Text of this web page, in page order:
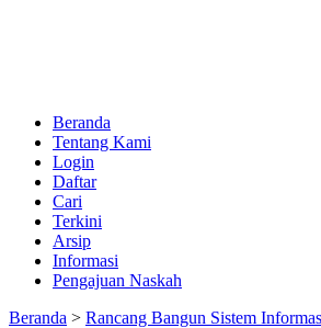
Beranda
Tentang Kami
Login
Daftar
Cari
Terkini
Arsip
Informasi
Pengajuan Naskah
Beranda > Rancang Bangun Sistem